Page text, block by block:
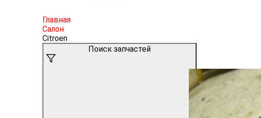
Главная
Салон
Citroen
Поиск запчастей